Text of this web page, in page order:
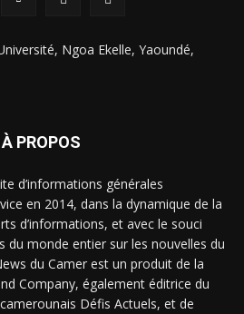
Ngoa Ekelle, Yaoundé,
À PROPOS
d’informations générales
en 2014, dans la dynamique de la
d’informations, et avec le souci
du monde entier sur les nouvelles du
du Camer est un produit de la
Company, également éditrice du
Défis Actuels, et de